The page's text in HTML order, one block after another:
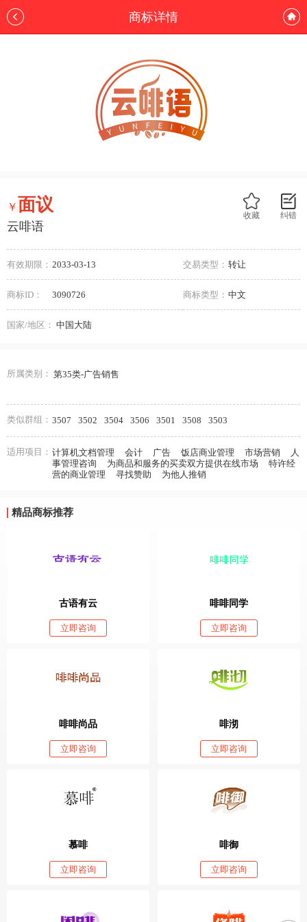
商标详情
纠错
收藏
￥面议
云啡语
有效期限： 2033-03-13 交易类型： 转让
商标ID： 3090726 商标类型： 中文
国家/地区： 中国大陆
所属类别： 第35类-广告销售
类似群组： 3507 3502 3504 3506 3501 3508 3503
适用项目： 计算机文档管理 会计 广告 饭店商业管理 市场营销
人
事管理咨询
为商品和服务的买卖双方提供在线市场
特许经
营的商业管理
寻找赞助 为他人推销
精品商标推荐
古语有云
立即咨询
啡啡同学
立即咨询
啡啡尚品
立即咨询
啡沏
立即咨询
慕啡
立即咨询
啡御
立即咨询